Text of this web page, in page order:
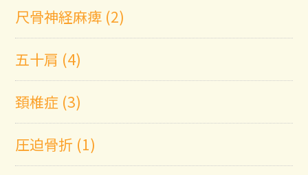
尺骨神経麻痺 (2)
五十肩 (4)
頚椎症 (3)
圧迫骨折 (1)